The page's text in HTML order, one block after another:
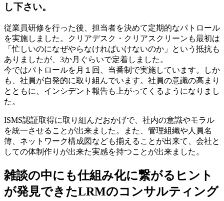
し下さい。
従業員研修を行った後、担当者を決めて定期的なパトロール
を実施しました。クリアデスク・クリアスクリーンも最初は
「忙しいのになぜやらなければいけないのか」という抵抗も
ありましたが、3か月ぐらいで定着しました。
今ではパトロールを月１回、当番制で実施しています。しか
も、社員が自発的に取り組んでいます。社員の意識の高まり
とともに、インシデント報告も上がってくるようになりまし
た。
ISMS認証取得に取り組んだおかげで、社内の意識やモラル
を統一させることが出来ました。また、管理組織や人員名
簿、ネットワーク構成図なども揃えることが出来て、会社と
しての体制作りが出来た実感を持つことが出来ました。
雑談の中にも仕組み化に繋がるヒント
が発見できたLRMのコンサルティング